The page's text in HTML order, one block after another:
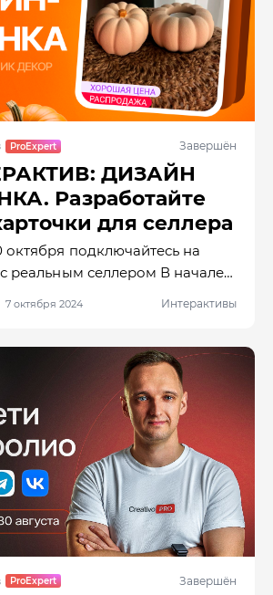
Завершён
ДИЗАЙН
Разработайте
для селлера
октября подключайтесь на
реальным селлером В начале
студию Creativo Pro поступил
на разработку 5 карточек
и ДЕНЬГИ будет 1000
и в честь этого события мы
вам в разработку 1 карточку
запустить мощный осенний
интерактив,
7 октября 2024 Интерактивы
Завершён